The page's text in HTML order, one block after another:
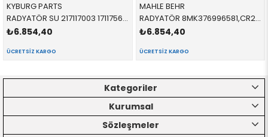
KYBURG PARTS
RADYATÖR SU 217117003 17117562079 17117562079 E81,E87,E88,E82,E90,E84,E89 3.0,3.5,3.3 2004-2012
₺6.854,40
ÜCRETSIZ KARGO
MAHLE BEHR
RADYATÖR 8MK376996581,CR2306000P 17117617630 17117617630 F45,F46,F48 1.4D,1.6D,1.8D,2.0D 2015-
₺6.854,40
ÜCRETSIZ KARGO
Kategoriler
Kurumsal
Sözleşmeler